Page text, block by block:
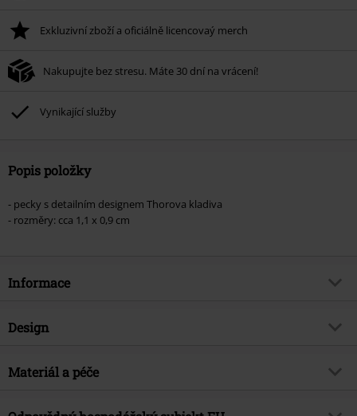
Exkluzivní zboží a oficiálně licencovaý merch
Nakupujte bez stresu. Máte 30 dní na vrácení!
Vynikající služby
Popis položky
- pecky s detailním designem Thorova kladiva
- rozměry: cca 1,1 x 0,9 cm
Informace
Zboží č.
Brand
Design
Typ výrobku
Materiál a péče
Vrchní materiál nerezová ocel